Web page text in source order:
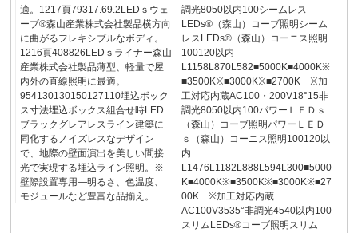
適。1217頁79317.69.2LEDｓウェ
ーブ®森山産業株式会社製品横方向
に曲がるフレキシブルなボディ。
1216頁408826LEDｓライナー森山
産業株式会社製品薄型、軽量で屋
内外の直線照明に最適。
954130130150127110埋込ボック
ス寸法埋込ボックス組合せ時LED
ブラックグレアレスライン建築に
同化するノイズレスなデザイン
で、地際の壁面演出を美しい間接
光で実現する埋込ライン照明。※
壁際設置専用—明るさ、色温度、
モジュールなど豊富な品揃え。
調光8050以内100シームレス
LEDs®（森山）コーブ照明シーム
レスLEDs®（森山）コーニス照明
100120以内
L1158L870L582■5000K■4000K※
■3500K※■3000K※■2700K ※加
工対応内蔵AC100・200V18°15非
調光8050以内100パワーＬＥＤｓ
（森山）コーブ照明パワーＬＥＤ
ｓ（森山）コーニス照明100120以
内
L1476L1182L888L594L300■5000
K■4000K※■3500K※■3000K※■27
00K ※加工対応内蔵
AC100V3535°非調光4540以内100
スリムLEDs®コーブ照明スリム